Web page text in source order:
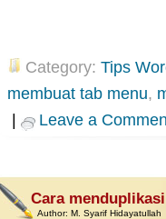
Category: Tips
membuat tab menu,
Leave a
Cara
Author: M. Syarif Hidayatullah